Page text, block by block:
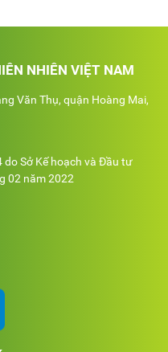
NHIÊN VIỆT NAM
Văn Thụ, quận Hoàng Mai,
do Sở Kế hoạch và Đầu tư
02 năm 2022